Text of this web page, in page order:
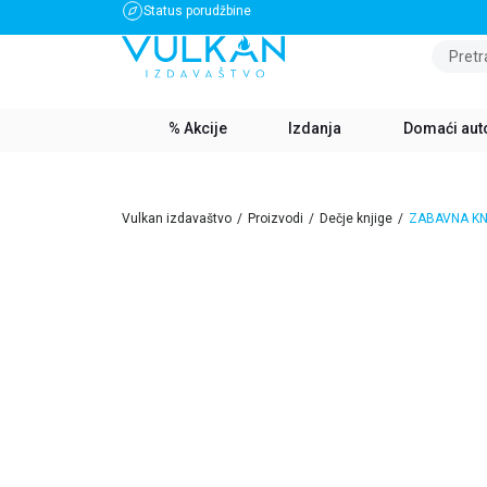
Status porudžbine
BESPLATNA DOSTAVA ZA IZNOS PREKO 3500 RSD
% Akcije Izdanja Domaći
Vulkan izdavaštvo Proizvodi Dečje knjige ZABAVNA